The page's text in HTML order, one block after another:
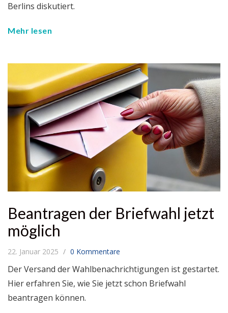
Berlins diskutiert.
Mehr lesen
Beantragen der Briefwahl jetzt
möglich
22. Januar 2025 0 Kommentare
Der Versand der Wahlbenachrichtigungen ist gestartet.
Hier erfahren Sie, wie Sie jetzt schon Briefwahl
beantragen können.